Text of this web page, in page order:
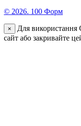
© 2026. 100 Форм
×
Для використання
сайт або закривайте